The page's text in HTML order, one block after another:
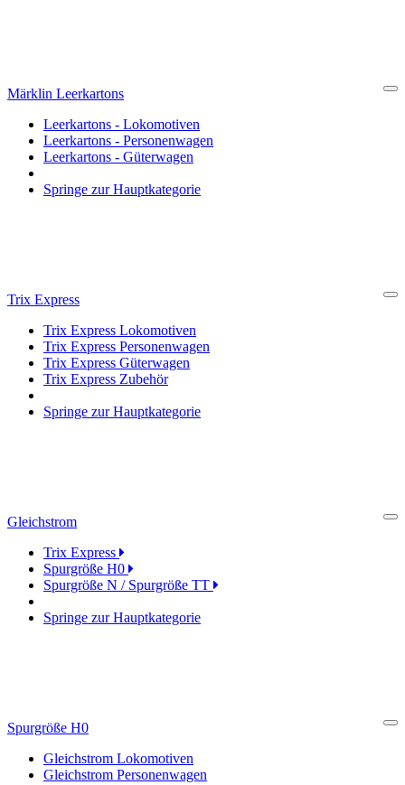
Märklin Leerkartons
Leerkartons - Lokomotiven
Leerkartons - Personenwagen
Leerkartons - Güterwagen
Springe zur Hauptkategorie
Trix Express
Trix Express Lokomotiven
Trix Express Personenwagen
Trix Express Güterwagen
Trix Express Zubehör
Springe zur Hauptkategorie
Gleichstrom
Trix Express
Spurgröße H0
Spurgröße N / Spurgröße TT
Springe zur Hauptkategorie
Spurgröße H0
Gleichstrom Lokomotiven
Gleichstrom Personenwagen